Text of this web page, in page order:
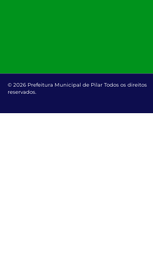
© 2026 Prefeitura Municipal de Pilar Todos os direitos
reservados.